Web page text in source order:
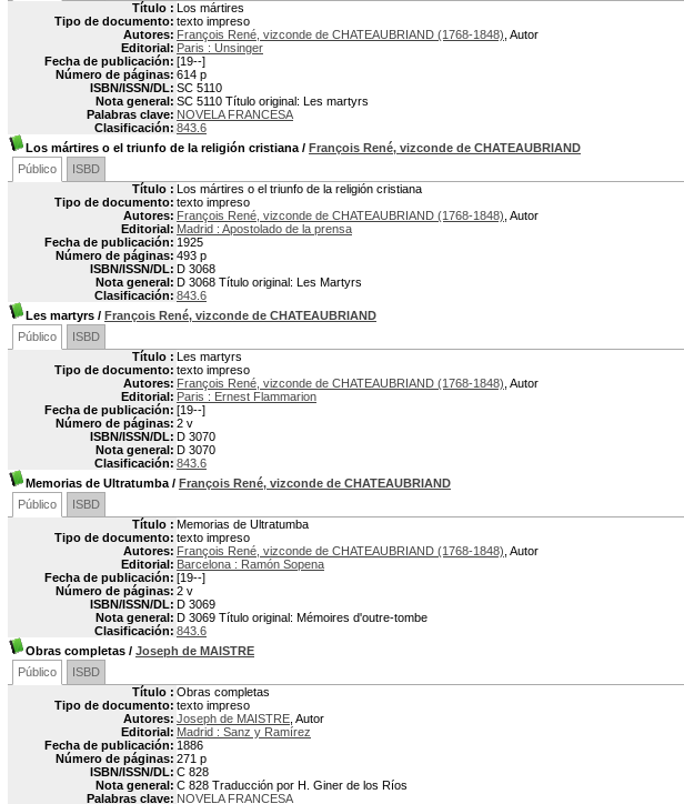
Título : Los mártires
Tipo de documento: texto impreso
Autores: François René, vizconde de CHATEAUBRIAND (1768-1848) , Autor
Editorial: Paris : Unsinger
Fecha de publicación: [19--]
Número de páginas: 614 p
ISBN/ISSN/DL: SC 5110
Nota general: SC 5110 Título original: Les martyrs
Palabras clave: NOVELA FRANCESA
Clasificación: 843.6
Los mártires o el triunfo de la religión cristiana / François René, vizconde de CHATEAUBRIAND
Público
ISBD
Título : Los mártires o el triunfo de la religión cristiana
Tipo de documento: texto impreso
Autores: François René, vizconde de CHATEAUBRIAND (1768-1848) , Autor
Editorial: Madrid : Apostolado de la prensa
Fecha de publicación: 1925
Número de páginas: 493 p
ISBN/ISSN/DL: D 3068
Nota general: D 3068 Título original: Les Martyrs
Clasificación: 843.6
Les martyrs / François René, vizconde de CHATEAUBRIAND
Público
ISBD
Título : Les martyrs
Tipo de documento: texto impreso
Autores: François René, vizconde de CHATEAUBRIAND (1768-1848) , Autor
Editorial: Paris : Ernest Flammarion
Fecha de publicación: [19--]
Número de páginas: 2 v
ISBN/ISSN/DL: D 3070
Nota general: D 3070
Clasificación: 843.6
Memorias de Ultratumba / François René, vizconde de CHATEAUBRIAND
Público
ISBD
Título : Memorias de Ultratumba
Tipo de documento: texto impreso
Autores: François René, vizconde de CHATEAUBRIAND (1768-1848) , Autor
Editorial: Barcelona : Ramón Sopena
Fecha de publicación: [19--]
Número de páginas: 2 v
ISBN/ISSN/DL: D 3069
Nota general: D 3069 Título original: Mémoires d'outre-tombe
Clasificación: 843.6
Obras completas / Joseph de MAISTRE
Público
ISBD
Título : Obras completas
Tipo de documento: texto impreso
Autores: Joseph de MAISTRE , Autor
Editorial: Madrid : Sanz y Ramírez
Fecha de publicación: 1886
Número de páginas: 271 p
ISBN/ISSN/DL: C 828
Nota general: C 828 Traducción por H. Giner de los Ríos
Palabras clave: NOVELA FRANCESA